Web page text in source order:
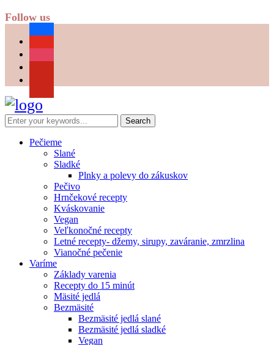
Follow us
Pečieme
Slané
Sladké
Plnky a polevy do zákuskov
Pečivo
Hrnčekové recepty
Kváskovanie
Vegan
Veľkonočné recepty
Letné recepty- džemy, sirupy, zaváranie, zmrzlina
Vianočné pečenie
Varíme
Základy varenia
Recepty do 15 minút
Mäsité jedlá
Bezmäsité
Bezmäsité jedlá slané
Bezmäsité jedlá sladké
Vegan